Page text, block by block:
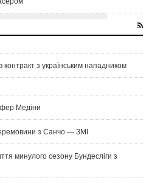
контракт з українським нападником
Медіни
з Санчо — ЗМІ
минулого сезону Бундесліги з